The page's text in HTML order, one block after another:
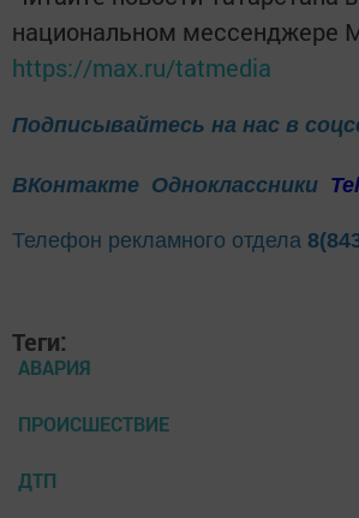
национальном мессенджере
https://max.ru/tatmedia
Подписывайтесь на нас в
ВКонтакте Одноклассники
Телефон рекламного отдела
Теги:
АВАРИЯ
ПРОИСШЕСТВИЕ
ДТП